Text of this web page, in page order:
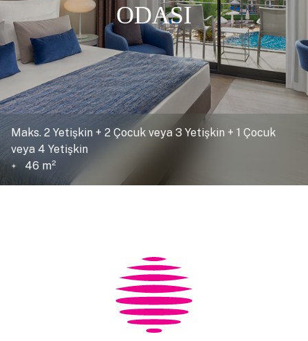
ODASI
Maks. 2 Yetişkin + 2 Çocuk veya 3 Yetişkin + 1 Çocuk
veya 4 Yetişkin
46 m²